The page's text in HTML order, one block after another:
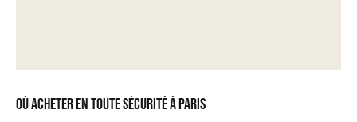
Où acheter en toute sécurité à Paris